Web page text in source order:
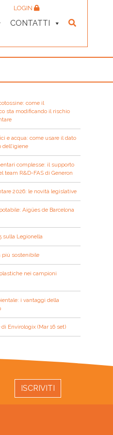
CONTATTI
LOGIN
come il
sta modificando il rischio
e acqua: come usare il dato
complesse: il supporto
team R&D-FAS di Generon
2026: le novità legislative
Aigües de Barcelona
sulla Legionella
più sostenibile
nei campioni
i vantaggi della
Envirologix (Mar 16 set)
ISCRIVITI